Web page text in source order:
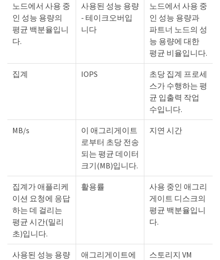
노드에서 사용 중
인 성능 용량의
평균 백분율입니
다.
사용된 성능 용량
- 테이크오버입
니다
노드에서 사용 중
인 성능 용량과
파트너 노드의 성
능 용량에 대한
평균 비율입니다.
집계 IOPS
초당 집계 프로세
스가 수행하는 평
균 입출력 작업
수입니다.
MB/s
이 애그리게이트
로부터 초당 전송
되는 평균 데이터
크기(MB)입니다.
지연 시간
집계가 애플리케
이션 요청에 응답
하는 데 걸리는
평균 시간(밀리
초)입니다.
활용률
사용 중인 애그리
게이트 디스크의
평균 백분율입니
다.
사용된 성능 용량
애그리게이트에
스토리지 VM